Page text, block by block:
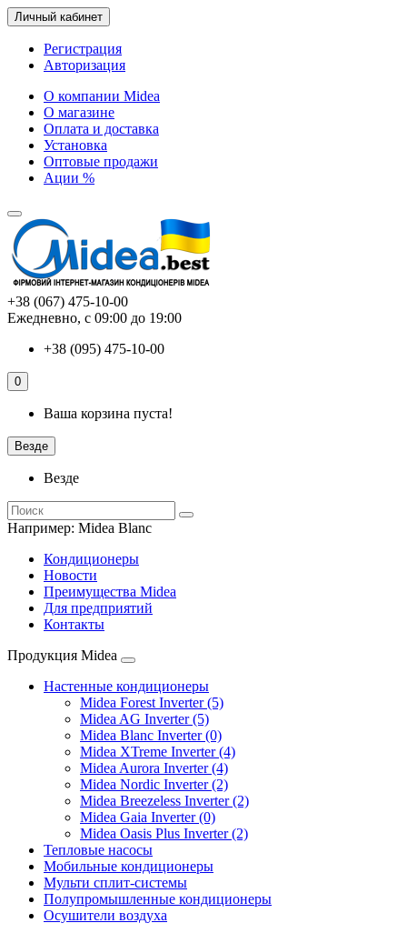
Личный кабинет
Регистрация
Авторизация
О компании Midea
О магазине
Оплата и доставка
Установка
Оптовые продажи
Ации %
+38 (067) 475-10-00
Ежедневно, с 09:00 до 19:00
+38 (095) 475-10-00
0
Ваша корзина пуста!
Везде
Везде
Например: Midea Blanc
Кондиционеры
Новости
Преимущества Midea
Для предприятий
Контакты
Продукция Midea
Настенные кондиционеры
Midea Forest Inverter (5)
Midea AG Inverter (5)
Midea Blanc Inverter (0)
Midea XTreme Inverter (4)
Midea Aurora Inverter (4)
Midea Nordic Inverter (2)
Midea Breezeless Inverter (2)
Midea Gaia Inverter (0)
Midea Oasis Plus Inverter (2)
Тепловые насосы
Мобильные кондиционеры
Мульти сплит-системы
Полупромышленные кондиционеры
Осушители воздуха